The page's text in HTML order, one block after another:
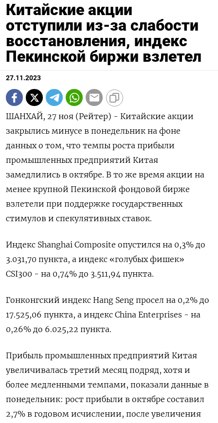
Китайские акции
отступили из-за слабости
восстановления, индекс
Пекинской биржи взлетел
27.11.2023
ШАНХАЙ, 27 ноя (Рейтер) - Китайские акции
закрылись минусе в понедельник на фоне
данных о том, что темпы роста прибыли
промышленных предприятий Китая
замедлились в октябре. В то же время акции на
менее крупной Пекинской фондовой бирже
взлетели при поддержке государственных
стимулов и спекулятивных ставок.
Индекс Shanghai Composite опустился на 0,3% до
3.031,70 пункта, а индекс «голубых фишек»
CSI300 - на 0,74% до 3.511,94 пункта.
Гонконгский индекс Hang Seng просел на 0,2% до
17.525,06​ пункта, а индекс China Enterprises - на
0,26% до 6.025,22 пункта.
Прибыль промышленных предприятий Китая
увеличивалась третий месяц подряд, хотя и
более медленными темпами, показали данные в
понедельник: рост прибыли в октябре составил
2,7% в годовом исчислении, после увеличения